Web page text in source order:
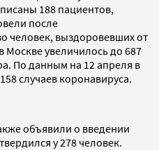
188 пациентов,
после
человек, выздоровевших от
увеличилось до 687
По данным на 12 апреля в
случаев коронавируса.
объявили о введении
у 278 человек.